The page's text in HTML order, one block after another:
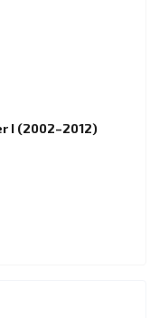
I (2002–2012)